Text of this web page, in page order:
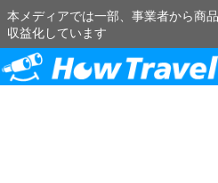
本メディアでは一部、事業者から商
収益化しています